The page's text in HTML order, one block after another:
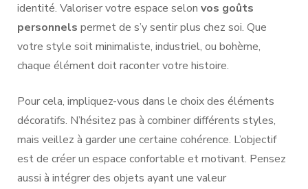
identité. Valoriser votre espace selon vos goûts
personnels permet de s’y sentir plus chez soi. Que
votre style soit minimaliste, industriel, ou bohème,
chaque élément doit raconter votre histoire.
Pour cela, impliquez-vous dans le choix des éléments
décoratifs. N’hésitez pas à combiner différents styles,
mais veillez à garder une certaine cohérence. L’objectif
est de créer un espace confortable et motivant. Pensez
aussi à intégrer des objets ayant une valeur